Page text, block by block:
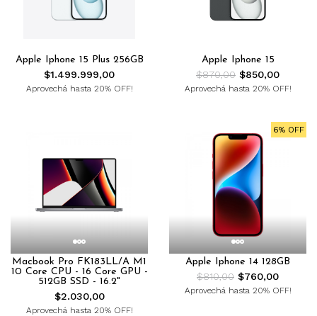
Apple Iphone 15 Plus 256GB
$1.499.999,00
Aprovechá hasta 20% OFF!
Apple Iphone 15
$870,00 $850,00
Aprovechá hasta 20% OFF!
Macbook Pro FK183LL/A M1
10 Core CPU - 16 Core GPU -
512GB SSD - 16.2"
$2.030,00
Aprovechá hasta 20% OFF!
6% OFF
Apple Iphone 14 128GB
$810,00 $760,00
Aprovechá hasta 20% OFF!